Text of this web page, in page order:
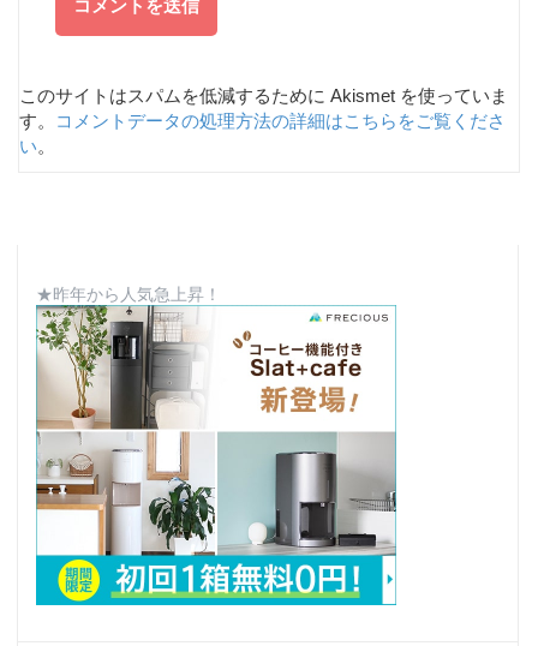
このサイトはスパムを低減するために Akismet を使っていま
す。
コメントデータの処理方法の詳細はこちらをご覧くださ
い。
★昨年から人気急上昇！